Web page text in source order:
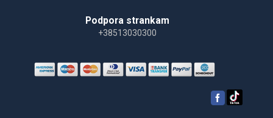
Podpora strankam
+38513030300